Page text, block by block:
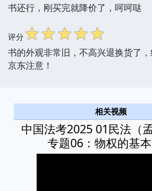
书还行，刚买完就降价了，呵呵哒
评分☆☆☆☆☆
书的外观非常旧，不高兴退换货了
京东注意！
相关视频
中国法考2025 01民法（
专题06：物权的基